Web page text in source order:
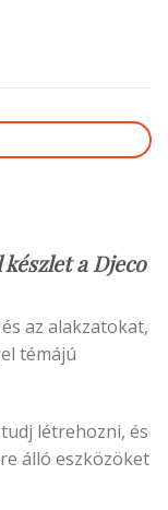
a Djeco
az alakzatokat,
témájú
létrehozni, és
álló eszközöket